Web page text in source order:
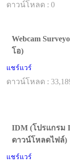
ดาวน์โหลด : 0
Webcam
โอ)
แชร์แวร์
ดาวน์โหลด :
IDM (โปรแกรม
ดาวน์โหลดไฟล์)
แชร์แวร์